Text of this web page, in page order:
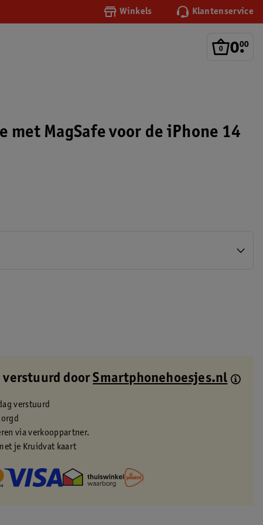
Winkels Klantenservice
0.
00
met MagSafe voor de iPhone 14
verstuurd doorSmartphonehoesjes.nl
verstuurd
via verkooppartner.
je Kruidvat kaart